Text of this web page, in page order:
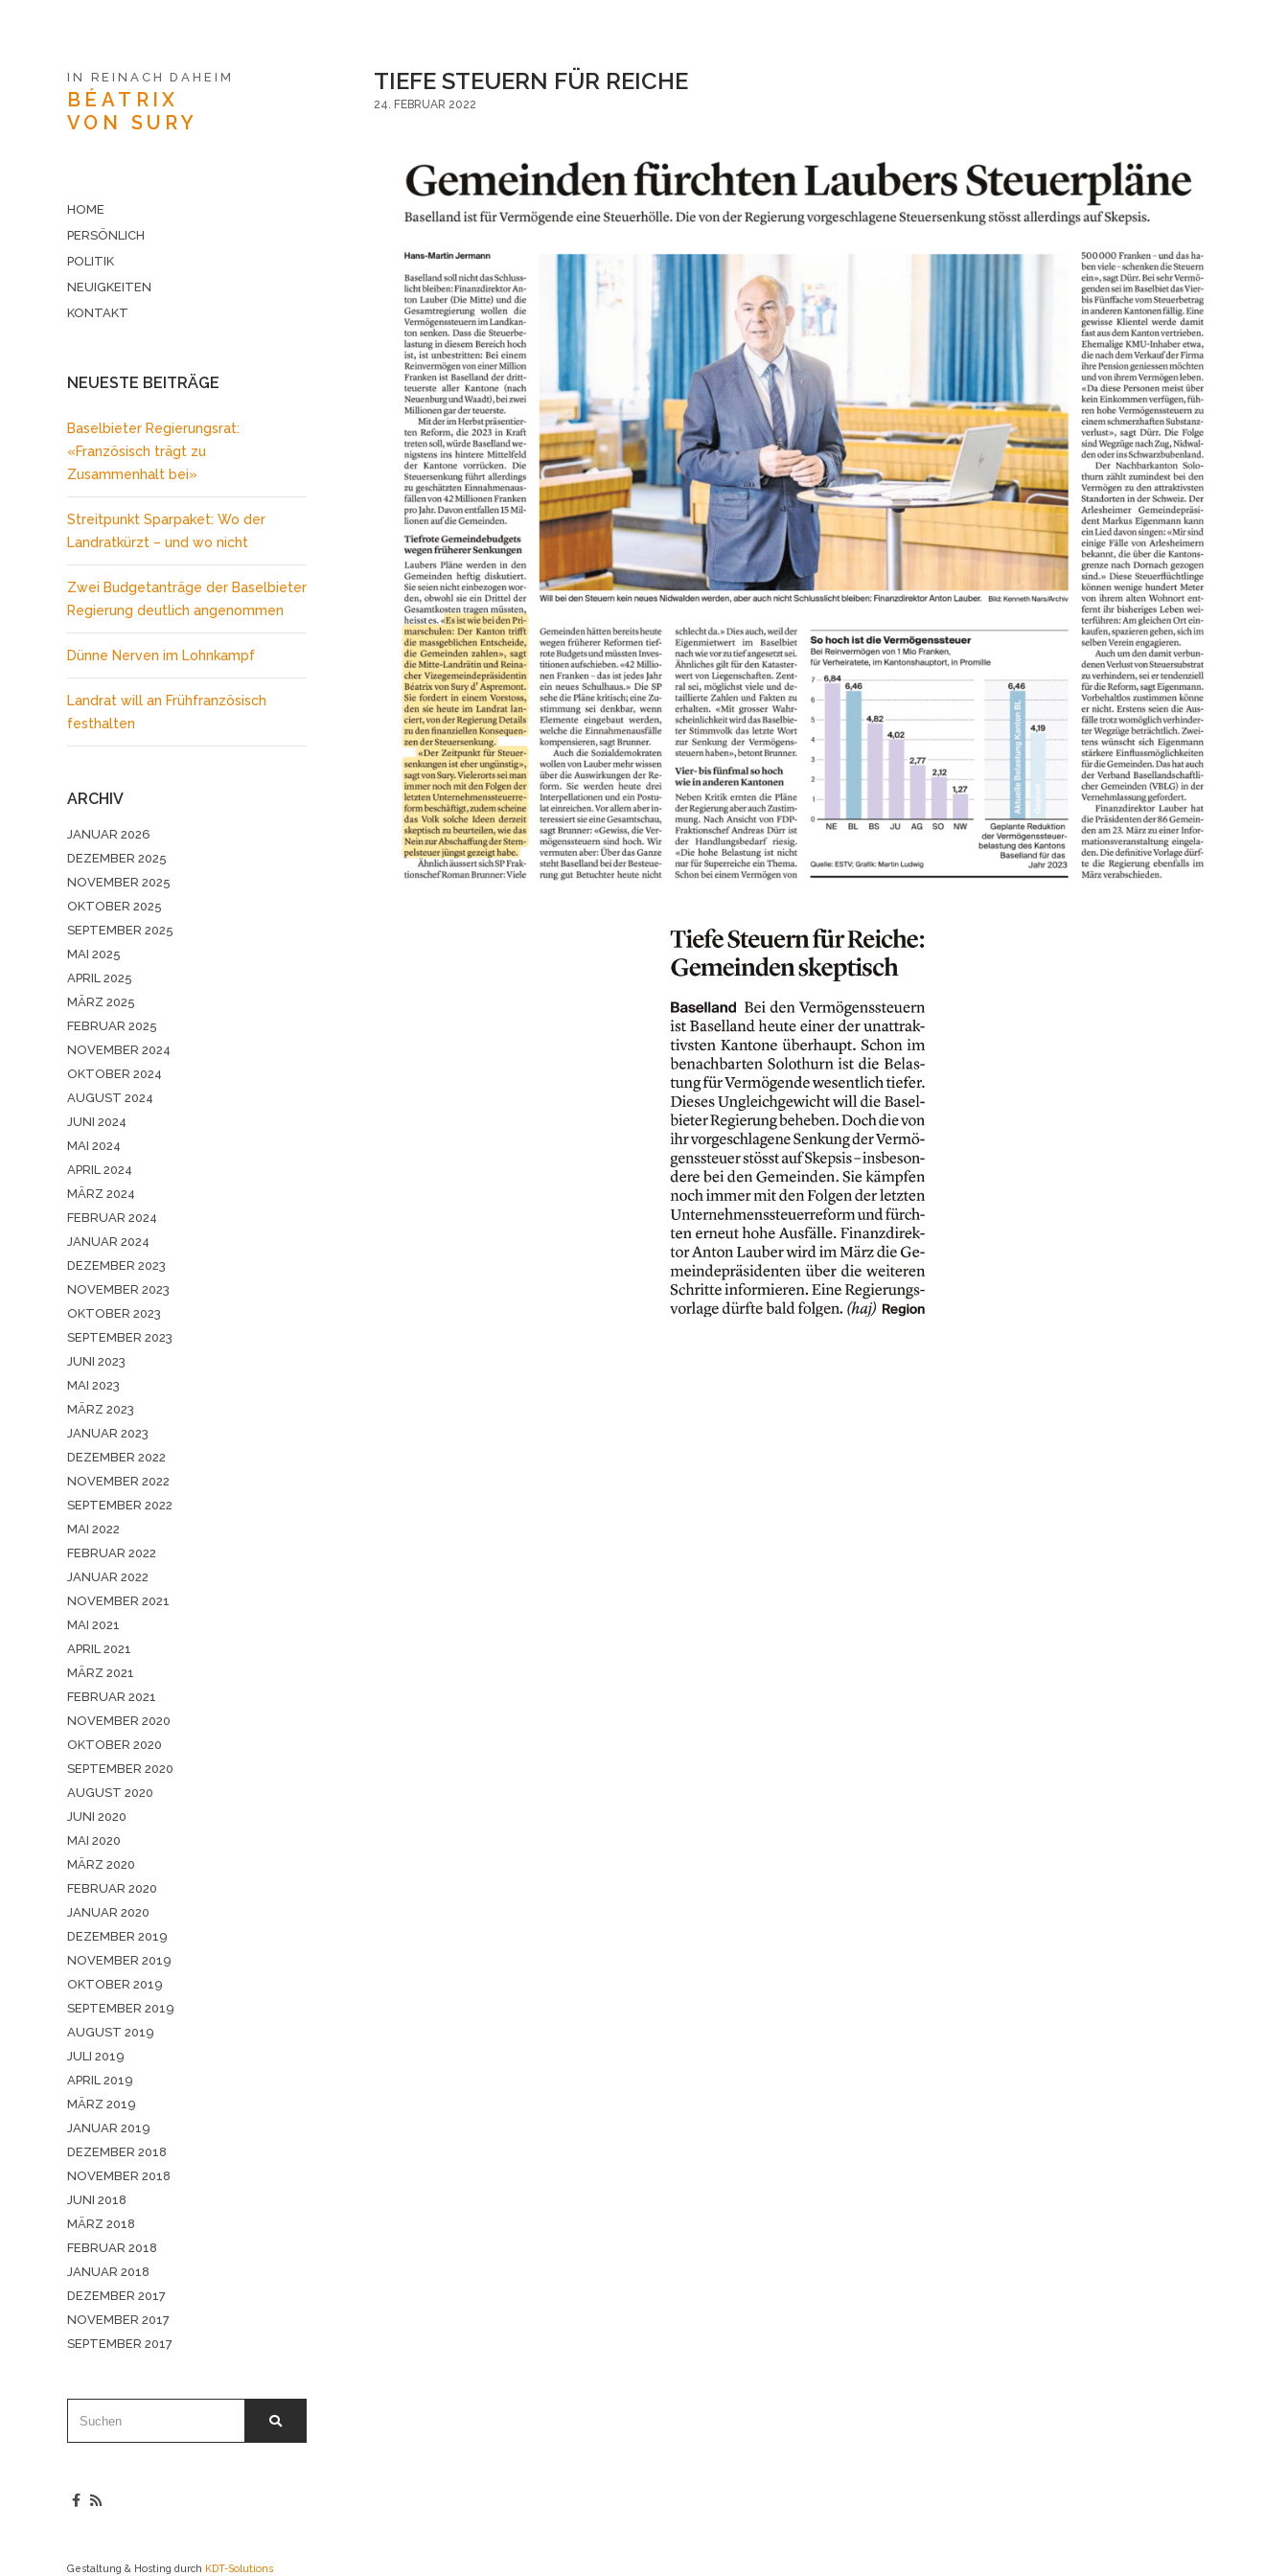
IN REINACH DAHEIM
BÉATRIX
VON SURY
HOME
PERSÖNLICH
POLITIK
NEUIGKEITEN
KONTAKT
NEUESTE BEITRÄGE
Baselbieter Regierungsrat:
«Französisch trägt zu
Zusammenhalt bei»
Streitpunkt Sparpaket: Wo der
Landratkürzt – und wo nicht
Zwei Budgetanträge der Baselbieter
Regierung deutlich angenommen
Dünne Nerven im Lohnkampf
Landrat will an Frühfranzösisch
festhalten
ARCHIV
JANUAR 2026
DEZEMBER 2025
NOVEMBER 2025
OKTOBER 2025
SEPTEMBER 2025
MAI 2025
APRIL 2025
MÄRZ 2025
FEBRUAR 2025
NOVEMBER 2024
OKTOBER 2024
AUGUST 2024
JUNI 2024
MAI 2024
APRIL 2024
MÄRZ 2024
FEBRUAR 2024
JANUAR 2024
DEZEMBER 2023
NOVEMBER 2023
OKTOBER 2023
SEPTEMBER 2023
JUNI 2023
MAI 2023
MÄRZ 2023
JANUAR 2023
DEZEMBER 2022
NOVEMBER 2022
SEPTEMBER 2022
MAI 2022
FEBRUAR 2022
JANUAR 2022
NOVEMBER 2021
MAI 2021
APRIL 2021
MÄRZ 2021
FEBRUAR 2021
NOVEMBER 2020
OKTOBER 2020
SEPTEMBER 2020
AUGUST 2020
JUNI 2020
MAI 2020
MÄRZ 2020
FEBRUAR 2020
JANUAR 2020
DEZEMBER 2019
NOVEMBER 2019
OKTOBER 2019
SEPTEMBER 2019
AUGUST 2019
JULI 2019
APRIL 2019
MÄRZ 2019
JANUAR 2019
DEZEMBER 2018
NOVEMBER 2018
JUNI 2018
MÄRZ 2018
FEBRUAR 2018
JANUAR 2018
DEZEMBER 2017
NOVEMBER 2017
SEPTEMBER 2017
Gestaltung & Hosting durch KDT-Solutions
TIEFE STEUERN FÜR REICHE
24. FEBRUAR 2022